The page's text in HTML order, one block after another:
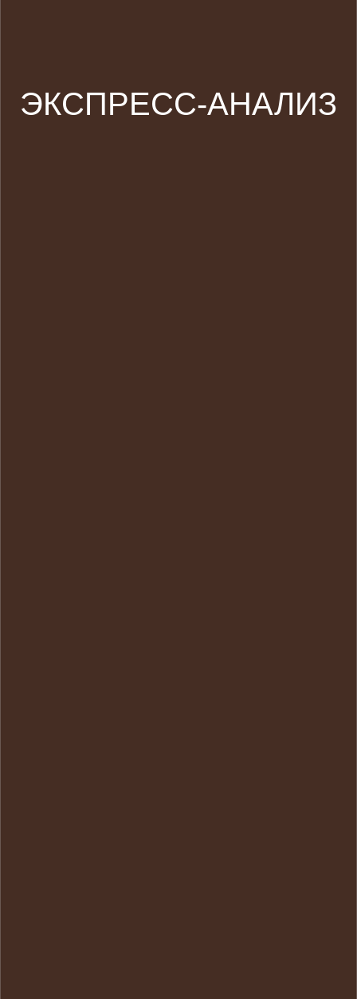
ЭКСПРЕСС-АНАЛИЗ